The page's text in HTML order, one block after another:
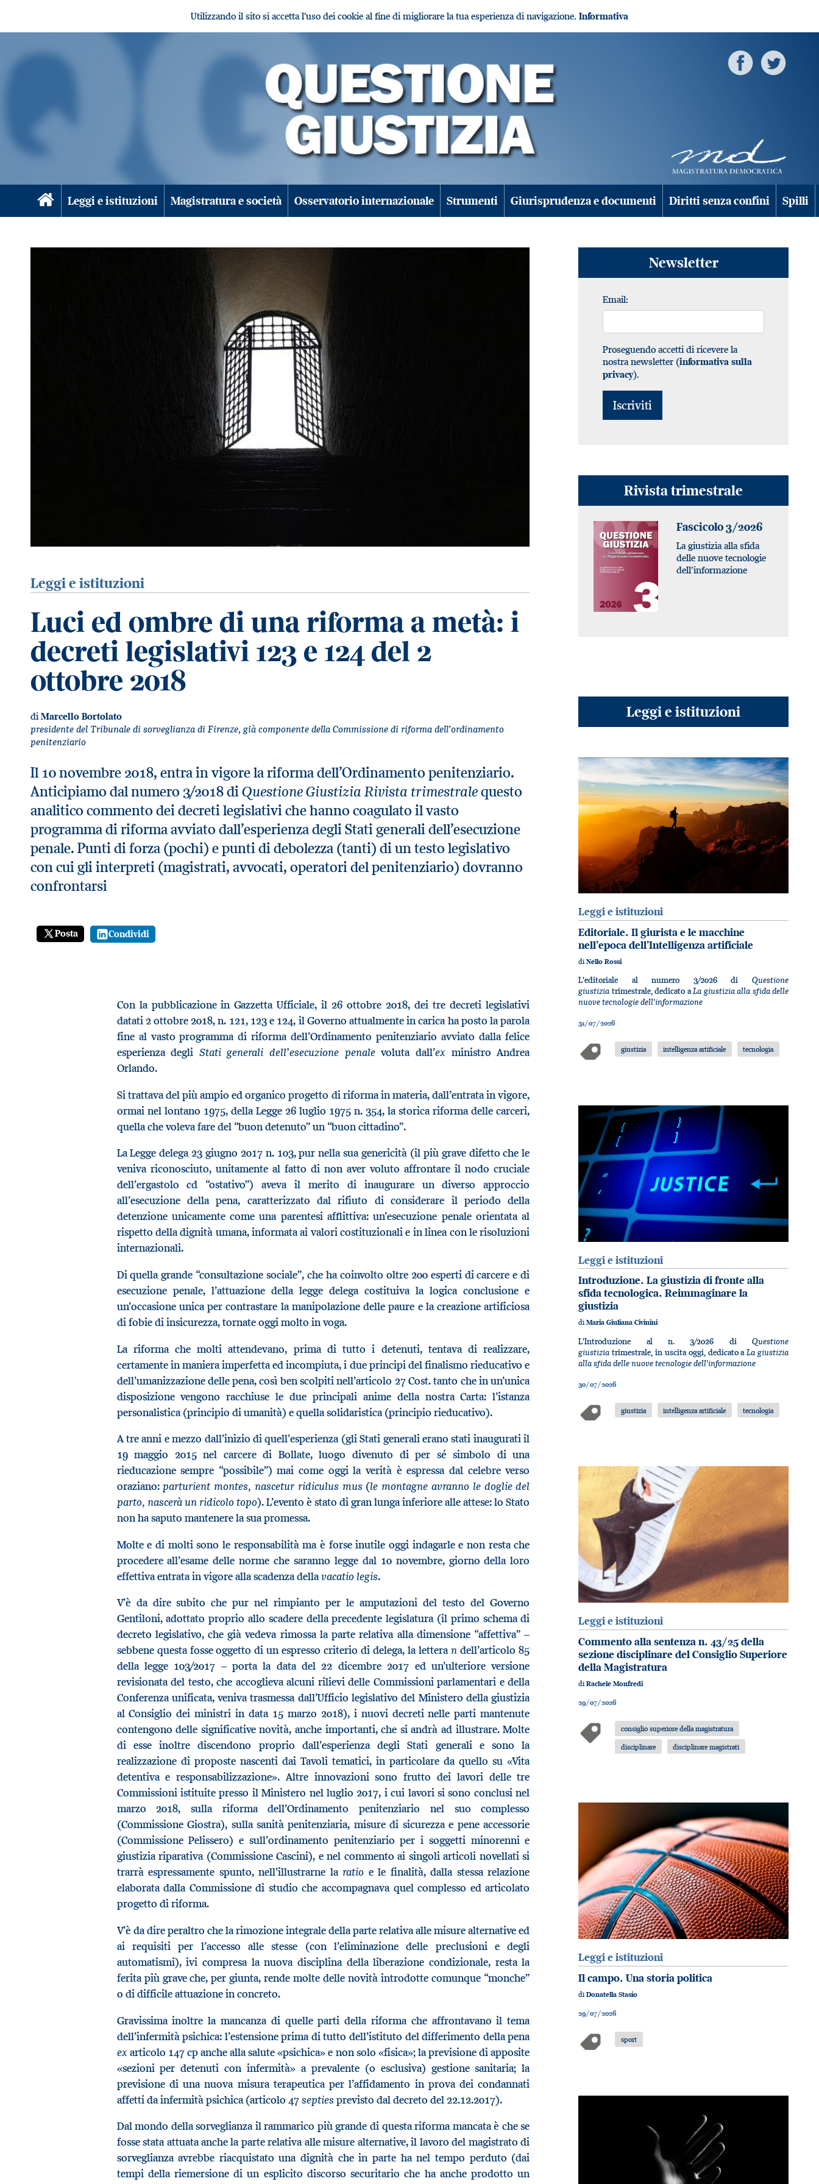
Utilizzando il sito si accetta l'uso dei cookie al fine di migliorare la tua esperienza di navigazione. Informativa
Leggi e istituzioni Magistratura e società Osservatorio internazionale Strumenti Giurisprudenza e documenti Diritti senza confini Spilli
Leggi e istituzioni
Luci ed ombre di una riforma a metà: i
decreti legislativi 123 e 124 del 2
ottobre 2018
di Marcello Bortolato
presidente del Tribunale di sorveglianza di Firenze, già componente della Commissione di riforma dell’ordinamento
penitenziario
Il 10 novembre 2018, entra in vigore la riforma dell’Ordinamento penitenziario.
Anticipiamo dal numero 3/2018 di Questione Giustizia Rivista trimestralequesto
analitico commento dei decreti legislativi che hanno coagulato il vasto
programma di riforma avviato dall’esperienza degli Stati generali dell’esecuzione
penale. Punti di forza (pochi) e punti di debolezza (tanti) di un testo legislativo
con cui gli interpreti (magistrati, avvocati, operatori del penitenziario) dovranno
confrontarsi
Posta Condividi
Con la pubblicazione in Gazzetta Ufficiale, il 26 ottobre 2018, dei tre decreti legislativi
datati 2 ottobre 2018, n. 121, 123 e 124, il Governo attualmente in carica ha posto la parola
fine al vasto programma di riforma dell’Ordinamento penitenziario avviato dalla felice
esperienza degli Stati generali dell’esecuzione penalevoluta dall’ex ministro Andrea
Orlando.
Si trattava del più ampio ed organico progetto di riforma in materia, dall’entrata in vigore,
ormai nel lontano 1975, della Legge 26 luglio 1975 n. 354, la storica riforma delle carceri,
quella che voleva fare del “buon detenuto” un “buon cittadino”.
La Legge delega 23 giugno 2017 n. 103, pur nella sua genericità (il più grave difetto che le
veniva riconosciuto, unitamente al fatto di non aver voluto affrontare il nodo cruciale
dell’ergastolo cd “ostativo”) aveva il merito di inaugurare un diverso approccio
all’esecuzione della pena, caratterizzato dal rifiuto di considerare il periodo della
detenzione unicamente come una parentesi afflittiva: un’esecuzione penale orientata al
rispetto della dignità umana, informata ai valori costituzionali e in linea con le risoluzioni
internazionali.
Di quella grande “consultazione sociale”, che ha coinvolto oltre 200 esperti di carcere e di
esecuzione penale, l’attuazione della legge delega costituiva la logica conclusione e
un’occasione unica per contrastare la manipolazione delle paure e la creazione artificiosa
di fobie di insicurezza, tornate oggi molto in voga.
La riforma che molti attendevano, prima di tutto i detenuti, tentava di realizzare,
certamente in maniera imperfetta ed incompiuta, i due principi del finalismo rieducativo e
dell’umanizzazione delle pena, così ben scolpiti nell’articolo 27 Cost. tanto che in un’unica
disposizione vengono racchiuse le due principali anime della nostra Carta: l’istanza
personalistica (principio di umanità) e quella solidaristica (principio rieducativo).
A tre anni e mezzo dall’inizio di quell’esperienza (gli Stati generali erano stati inaugurati il
19 maggio 2015 nel carcere di Bollate, luogo divenuto di per sé simbolo di una
rieducazione sempre “possibile”) mai come oggi la verità è espressa dal celebre verso
oraziano:parturient montes, nascetur ridiculus mus(le montagne avranno le doglie del
parto, nascerà un ridicolo topo). L’evento è stato di gran lunga inferiore alle attese: lo Stato
non ha saputo mantenere la sua promessa.
Molte e di molti sono le responsabilità ma è forse inutile oggi indagarle e non resta che
procedere all’esame delle norme che saranno legge dal 10 novembre, giorno della loro
effettiva entrata in vigore alla scadenza dellavacatio legis.
V’è da dire subito che pur nel rimpianto per le amputazioni del testo del Governo
Gentiloni, adottato proprio allo scadere della precedente legislatura (il primo schema di
decreto legislativo, che già vedeva rimossa la parte relativa alla dimensione “affettiva” –
sebbene questa fosse oggetto di un espresso criterio di delega, la letteran dell’articolo 85
della legge 103/2017 – porta la data del 22 dicembre 2017 ed un’ulteriore versione
revisionata del testo, che accoglieva alcuni rilievi delle Commissioni parlamentari e della
Conferenza unificata, veniva trasmessa dall’Ufficio legislativo del Ministero della giustizia
al Consiglio dei ministri in data 15 marzo 2018), i nuovi decreti nelle parti mantenute
contengono delle significative novità, anche importanti, che si andrà ad illustrare. Molte
di esse inoltre discendono proprio dall’esperienza degli Stati generali e sono la
realizzazione di proposte nascenti dai Tavoli tematici, in particolare da quello su «Vita
detentiva e responsabilizzazione». Altre innovazioni sono frutto dei lavori delle tre
Commissioni istituite presso il Ministero nel luglio 2017, i cui lavori si sono conclusi nel
marzo 2018, sulla riforma dell’Ordinamento penitenziario nel suo complesso
(Commissione Giostra), sulla sanità penitenziaria, misure di sicurezza e pene accessorie
(Commissione Pelissero) e sull’ordinamento penitenziario per i soggetti minorenni e
giustizia riparativa (Commissione Cascini), e nel commento ai singoli articoli novellati si
trarrà espressamente spunto, nell’illustrarne laratio e le finalità, dalla stessa relazione
elaborata dalla Commissione di studio che accompagnava quel complesso ed articolato
progetto di riforma.
V’è da dire peraltro che la rimozione integrale della parte relativa alle misure alternative ed
ai requisiti per l’accesso alle stesse (con l’eliminazione delle preclusioni e degli
automatismi), ivi compresa la nuova disciplina della liberazione condizionale, resta la
ferita più grave che, per giunta, rende molte delle novità introdotte comunque “monche”
o di difficile attuazione in concreto.
Gravissima inoltre la mancanza di quelle parti della riforma che affrontavano il tema
dell’infermità psichica: l’estensione prima di tutto dell’istituto del differimento della pena
exarticolo 147 cp anche alla salute «psichica» e non solo «fisica»; la previsione di apposite
«sezioni per detenuti con infermità» a prevalente (o esclusiva) gestione sanitaria; la
previsione di una nuova misura terapeutica per l’affidamento in prova dei condannati
affetti da infermità psichica (articolo 47septiesprevisto dal decreto del 22.12.2017).
Dal mondo della sorveglianza il rammarico più grande di questa riforma mancata è che se
fosse stata attuata anche la parte relativa alle misure alternative, il lavoro del magistrato di
sorveglianza avrebbe riacquistato una dignità che in parte ha nel tempo perduto (dai
tempi della riemersione di un esplicito discorso securitario che ha anche prodotto un
Newsletter
Email:
Proseguendo accetti di ricevere la
nostra newsletter (informativa sulla
privacy).
Rivista trimestrale
Fascicolo 3/2026
La giustizia alla sfida
delle nuove tecnologie
dell’informazione
Leggi e istituzioni
Leggi e istituzioni
Editoriale. Il giurista e le macchine
nell’epoca dell’Intelligenza artificiale
diNello Rossi
L'editoriale al numero 3/2026 di Questione
giustizia trimestrale, dedicato aLa giustizia alla sfida delle
nuove tecnologie dell'informazione
31/07/2026
giustizia intelligenza artificiale tecnologia
Leggi e istituzioni
Introduzione. La giustizia di fronte alla
sfida tecnologica. Reimmaginare la
giustizia
diMaria Giuliana Civinini
L'Introduzione al n. 3/2026 di Questione
giustiziatrimestrale, in uscita oggi, dedicato aLa giustizia
alla sfida delle nuove tecnologie dell'informazione
30/07/2026
giustizia intelligenza artificiale tecnologia
Leggi e istituzioni
Commento alla sentenza n. 43/25 della
sezione disciplinare del Consiglio Superiore
della Magistratura
diRachele Monfredi
29/07/2026
consiglio superiore della magistratura
disciplinare
disciplinare magistrati
Leggi e istituzioni
Il campo. Una storia politica
diDonatella Stasio
29/07/2026
sport